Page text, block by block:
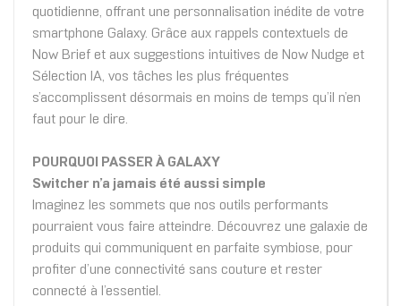
quotidienne, offrant une personnalisation inédite de votre
smartphone Galaxy. Grâce aux rappels contextuels de
Now Brief et aux suggestions intuitives de Now Nudge et
Sélection IA, vos tâches les plus fréquentes
s’accomplissent désormais en moins de temps qu’il n’en
faut pour le dire.
POURQUOI PASSER À GALAXY
Switcher n’a jamais été aussi simple
Imaginez les sommets que nos outils performants
pourraient vous faire atteindre. Découvrez une galaxie de
produits qui communiquent en parfaite symbiose, pour
profiter d’une connectivité sans couture et rester
connecté à l’essentiel.